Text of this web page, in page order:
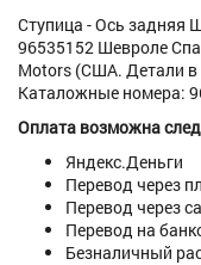
Ступица - Ось задняя
96535152 Шевроле
Motors (США. Детали в
Каталожные номера:
Оплата возможна
Яндекс.Деньги
Перевод через
Перевод через
Перевод на
Безналичный